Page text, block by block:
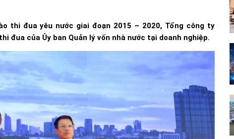
thi đua yêu nước giai đoạn 2015 – 2020, Tổng công ty
đua của Ủy ban Quản lý vốn nhà nước tại doanh nghiệp.